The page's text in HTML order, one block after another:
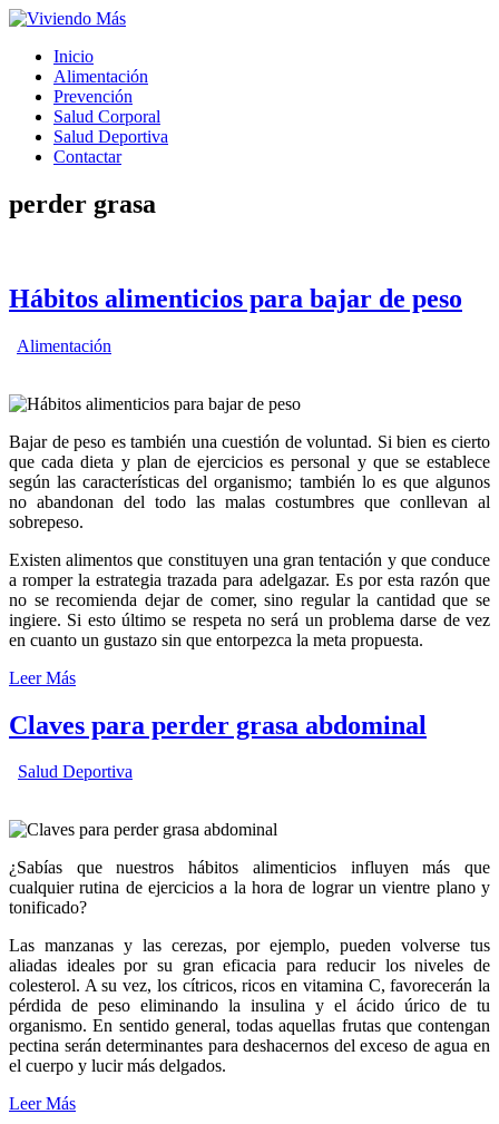
Inicio
Alimentación
Prevención
Salud Corporal
Salud Deportiva
Contactar
perder grasa
Hábitos alimenticios para bajar de peso
Alimentación
Bajar de peso es también una cuestión de voluntad. Si bien es cierto
que cada dieta y plan de ejercicios es personal y que se establece
según las características del organismo; también lo es que algunos
no abandonan del todo las malas costumbres que conllevan al
sobrepeso.
Existen alimentos que constituyen una gran tentación y que conduce
a romper la estrategia trazada para adelgazar. Es por esta razón que
no se recomienda dejar de comer, sino regular la cantidad que se
ingiere. Si esto último se respeta no será un problema darse de vez
en cuanto un gustazo sin que entorpezca la meta propuesta.
Leer Más
Claves para perder grasa abdominal
Salud Deportiva
¿Sabías que nuestros hábitos alimenticios influyen más que
cualquier rutina de ejercicios a la hora de lograr un vientre plano y
tonificado?
Las manzanas y las cerezas, por ejemplo, pueden volverse tus
aliadas ideales por su gran eficacia para reducir los niveles de
colesterol. A su vez, los cítricos, ricos en vitamina C, favorecerán la
pérdida de peso eliminando la insulina y el ácido úrico de tu
organismo. En sentido general, todas aquellas frutas que contengan
pectina serán determinantes para deshacernos del exceso de agua en
el cuerpo y lucir más delgados.
Leer Más